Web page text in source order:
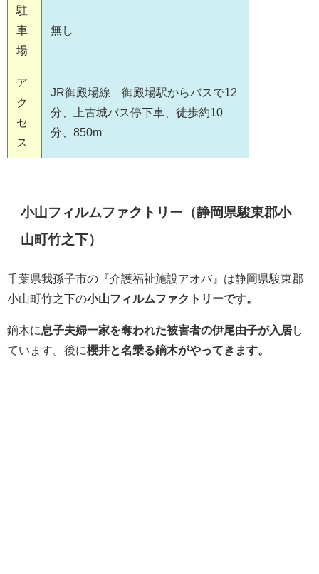
駐
車
場
無し
ア
ク
セ
ス
JR御殿場線 御殿場駅からバスで12
分、上古城バス停下車、徒歩約10
分、850m
小山フィルムファクトリー（静岡県駿東郡小
山町竹之下）
千葉県我孫子市の『介護福祉施設アオバ』は静岡県駿東郡
小山町竹之下の小山フィルムファクトリーです。
鏑木に息子夫婦一家を奪われた被害者の伊尾由子が入居し
ています。後に櫻井と名乗る鏑木がやってきます。